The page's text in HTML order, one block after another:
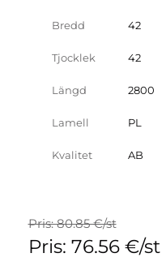
Bredd 42
Tjocklek 42
Längd 2800
Lamell PL
Kvalitet AB
Pris: 80.85 €/st
Pris: 76.56 €/st